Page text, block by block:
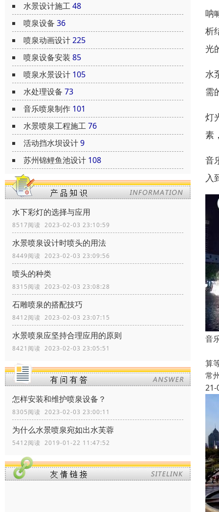
水景设计施工48
喷泉设备 36
喷泉动画设计225
喷泉设备安装 85
喷泉水景设计 105
水处理设备 73
音乐喷泉制作 101
水景喷泉工程施工76
活动挡水坝设计9
苏州锦鲤鱼池设计 108
水下彩灯的选择与应用
8517阅读 2023-02-03 23:10:59
水景喷泉设计时喷头的用法
8449阅读 2023-02-03 23:09:56
喷头的种类
8315阅读 2023-02-03 23:08:28
石雕喷泉的搭配技巧
8412阅读 2023-02-03 23:07:15
水景喷泉应坚持合理应用的原则
8421阅读 2023-02-03 23:05:51
怎样安装和维护喷泉设备？
8305阅读 2023-02-03 23:00:11
为什么水景喷泉宛如出水芙蓉
5412阅读 2019-01-22 11:47:52
呐
析
光
水
需
灯
素
音
入
音
算
常
21-